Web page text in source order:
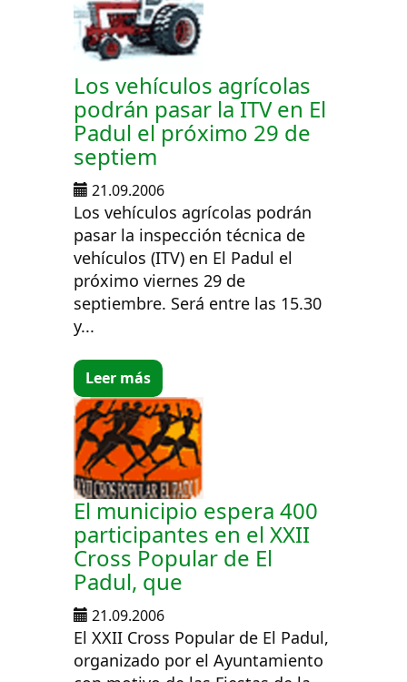
Los vehículos agrícolas
podrán pasar la ITV en El
Padul el próximo 29 de
septiem
21.09.2006
Los vehículos agrícolas podrán
pasar la inspección técnica de
vehículos (ITV) en El Padul el
próximo viernes 29 de
septiembre. Será entre las 15.30
y...
Leer más
El municipio espera 400
participantes en el XXII
Cross Popular de El
Padul, que
21.09.2006
El XXII Cross Popular de El Padul,
organizado por el Ayuntamiento